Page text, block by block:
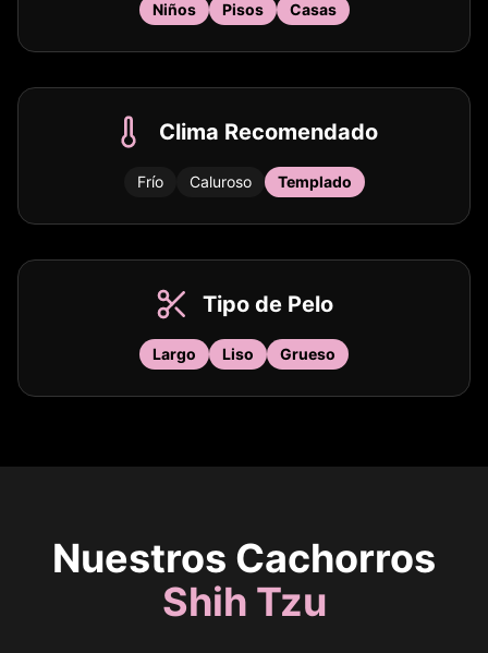
Niños Pisos Casas
Clima Recomendado
Frío Caluroso Templado
Tipo de Pelo
Largo Liso Grueso
Nuestros Cachorros
Shih Tzu